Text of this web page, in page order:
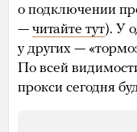
о подключении
— читайте тут). У
у других —
По всей
прокси сегодня